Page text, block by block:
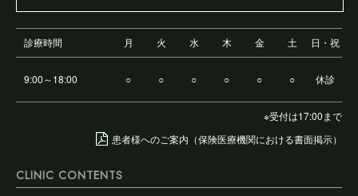
診療時間 月 火 水 木 金 土 日・祝
※受付は17:00まで
患者様へのご案内（保険医療機関における書面掲示）
9:00～18:00 ○ ○ ○ ○ ○ ○ 休診
CLINIC CONTENTS